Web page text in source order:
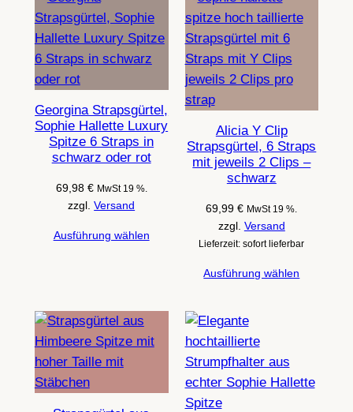
sortiert
Georgina Strapsgürtel,
Sophie Hallette Luxury
Spitze 6 Straps in
schwarz oder rot
69,98 € MwSt 19 %.
zzgl.Versand
Ausführung wählen
Alicia Y Clip
Strapsgürtel, 6 Straps
mit jeweils 2 Clips –
schwarz
69,99€ MwSt 19 %.
zzgl. Versand
Lieferzeit: sofort lieferbar
Ausführung wählen